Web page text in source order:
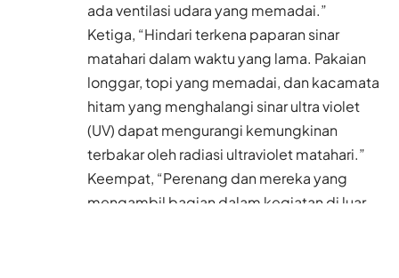
ada ventilasi udara yang memadai.”
Ketiga, “Hindari terkena paparan sinar
matahari dalam waktu yang lama. Pakaian
longgar, topi yang memadai, dan kacamata
hitam yang menghalangi sinar ultra violet
(UV) dapat mengurangi kemungkinan
terbakar oleh radiasi ultraviolet matahari.”
Keempat, “Perenang dan mereka yang
mengambil bagian dalam kegiatan di luar